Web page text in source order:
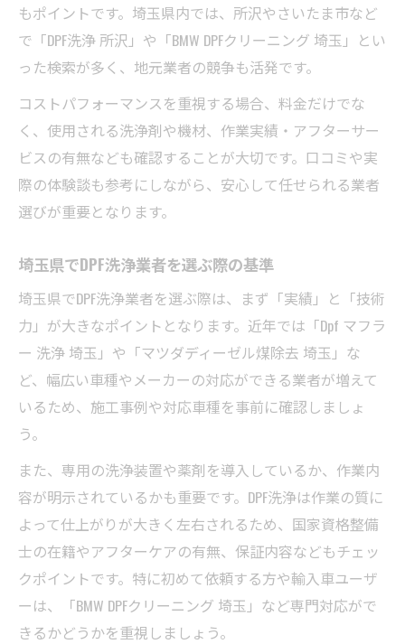
もポイントです。埼玉県内では、所沢やさいたま市など
で「DPF洗浄 所沢」や「BMW DPFクリーニング 埼玉」とい
った検索が多く、地元業者の競争も活発です。
コストパフォーマンスを重視する場合、料金だけでな
く、使用される洗浄剤や機材、作業実績・アフターサー
ビスの有無なども確認することが大切です。口コミや実
際の体験談も参考にしながら、安心して任せられる業者
選びが重要となります。
埼玉県でDPF洗浄業者を選ぶ際の基準
埼玉県でDPF洗浄業者を選ぶ際は、まず「実績」と「技術
力」が大きなポイントとなります。近年では「Dpf マフラ
ー 洗浄 埼玉」や「マツダディーゼル煤除去 埼玉」な
ど、幅広い車種やメーカーの対応ができる業者が増えて
いるため、施工事例や対応車種を事前に確認しましょ
う。
また、専用の洗浄装置や薬剤を導入しているか、作業内
容が明示されているかも重要です。DPF洗浄は作業の質に
よって仕上がりが大きく左右されるため、国家資格整備
士の在籍やアフターケアの有無、保証内容などもチェッ
クポイントです。特に初めて依頼する方や輸入車ユーザ
ーは、「BMW DPFクリーニング 埼玉」など専門対応がで
きるかどうかを重視しましょう。